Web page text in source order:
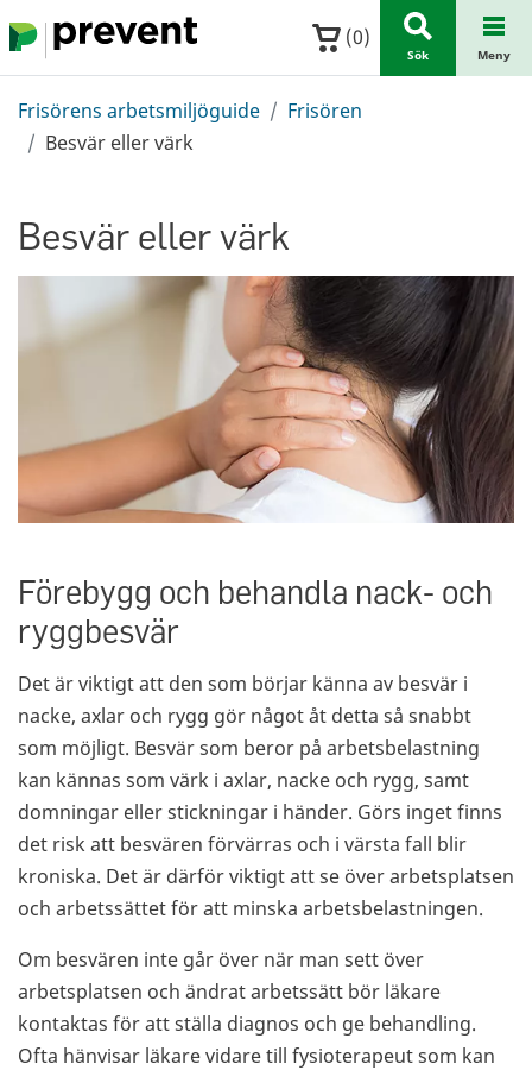
Hoppa till huvudinnehållet (0)
Sök Meny
Frisörens arbetsmiljöguide
Frisören
Besvär eller värk
Besvär eller värk
Förebygg och behandla nack- och
ryggbesvär
Det är viktigt att den som börjar känna av besvär i
nacke, axlar och rygg gör något åt detta så snabbt
som möjligt. Besvär som beror på arbetsbelastning
kan kännas som värk i axlar, nacke och rygg, samt
domningar eller stickningar i händer. Görs inget finns
det risk att besvären förvärras och i värsta fall blir
kroniska. Det är därför viktigt att se över arbetsplatsen
och arbetssättet för att minska arbetsbelastningen.
Om besvären inte går över när man sett över
arbetsplatsen och ändrat arbetssätt bör läkare
kontaktas för att ställa diagnos och ge behandling.
Ofta hänvisar läkare vidare till fysioterapeut som kan